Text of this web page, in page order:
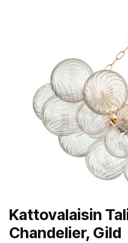
Kattovalaisin
Chandelier, Gild